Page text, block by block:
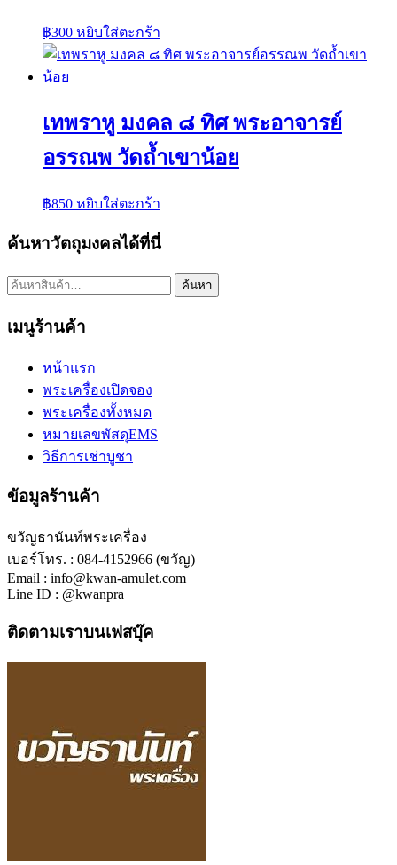
฿300 หยิบใส่ตะกร้า
เทพราหู มงคล ๘ ทิศ พระอาจารย์
อรรณพ วัดถ้ำเขาน้อย
฿850 หยิบใส่ตะกร้า
ค้นหาวัตถุมงคลได้ที่นี่
ค้นหา: ค้นหา
เมนูร้านค้า
หน้าแรก
พระเครื่องเปิดจอง
พระเครื่องทั้งหมด
หมายเลขพัสดุEMS
วิธีการเช่าบูชา
ข้อมูลร้านค้า
ขวัญธานันท์พระเครื่อง
เบอร์โทร. : 084-4152966 (ขวัญ)
Email : info@kwan-amulet.com
Line ID : @kwanpra
ติดตามเราบนเฟสบุ๊ค